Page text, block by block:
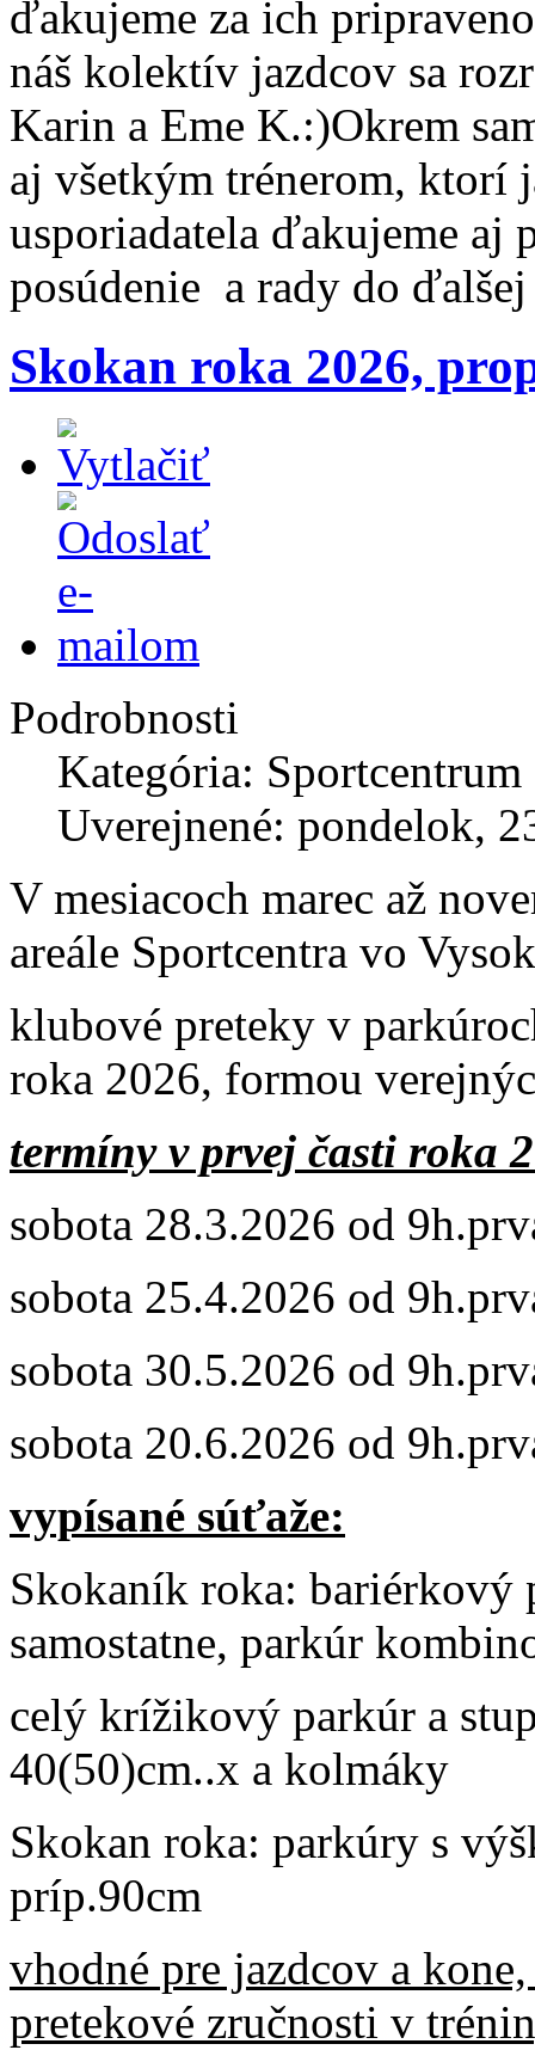
ďakujeme za ich
náš kolektív jazdcov sa
Karin a Eme K.:)Okrem
aj všetkým trénerom, ktorí
usporiadatela ďakujeme aj
posúdenie a rady do
Skokan roka 2026,
Podrobnosti
Kategória: Sportcentrum
Uverejnené: pondelok,
V mesiacoch marec až
areále Sportcentra vo
klubové preteky v
roka 2026, formou
termíny v prvej časti roka
sobota 28.3.2026 od
sobota 25.4.2026 od
sobota 30.5.2026 od
sobota 20.6.2026 od
vypísané súťaže:
Skokaník roka: bariérkový
samostatne, parkúr
celý krížikový parkúr a
40(50)cm..x a kolmáky
Skokan roka: parkúry s
príp.90cm
vhodné pre jazdcov a
pretekové zručnosti v